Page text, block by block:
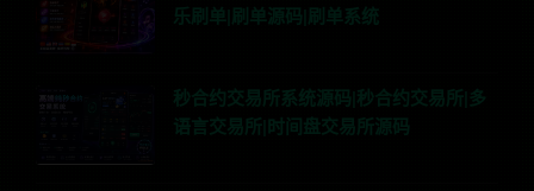
乐刷单|刷单源码|刷单系统
秒合约交易所系统源码|秒合约交易所|多
语言交易所|时间盘交易所源码